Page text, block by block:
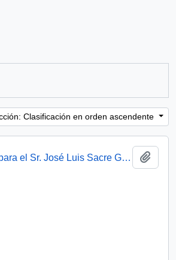
Clasificación en orden ascendente
[Solicitud de audiencia con S.E. el Presidente de la República para el Sr. José Luis Sacre González].